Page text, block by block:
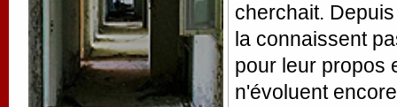
cherchait.
la connaissent
pour leur propos
n'évoluent